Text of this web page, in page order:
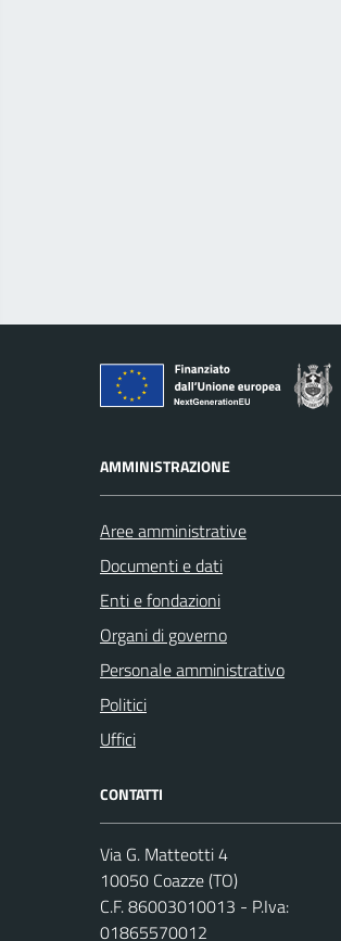
AMMINISTRAZIONE
Aree amministrative
Documenti e dati
Enti e fondazioni
Organi di governo
Personale amministrativo
Politici
Uffici
CONTATTI
Via G. Matteotti 4
10050 Coazze (TO)
C.F. 86003010013 - P.Iva:
01865570012